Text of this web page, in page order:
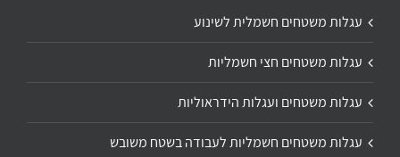
עגלות משטחים חשמלית לשינוע
עגלות משטחים חצי חשמליות
עגלות משטחים ועגלות הידראוליות
עגלות משטחים חשמליות לעבודה בשטח משובש